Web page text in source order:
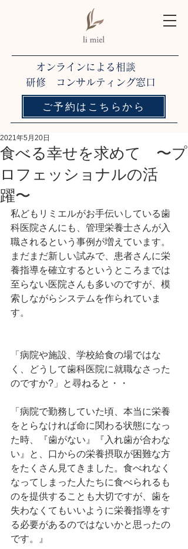
オンラインによる相談
研修 コンサルティング窓口
ご予約はこちらから
食べる幸せを求めて 〜プ
ロフェッショナルの活
躍〜
2021年5月20日
私どもリミエルがお手伝いしている歯
科医院さんにも、管理栄養士さんが入
職されるという事例が増えています。
まだまだ新しい試みで、患者さんに栄
養指導を確立するというところまでは
至らない医院さんも多いのですが、模
索しながらシステムを作られていま
す。
「病院や施設、学校給食の場ではな
く、どうして歯科医院に就職なさった
のですか?」と尋ねると・・
「病院で勤務していた頃、本当に栄養
をとらなければ命に関わる状態になっ
た時、『歯がない』『入れ歯が合わな
い』と、口からの栄養摂取が困難な方
をたくさん見てきました。食べれなく
なってしまった人たちに食べられるも
のを提供することも大切ですが、歯を
失わなくてもいいように栄養指導をす
る必要があるのではないかと思ったの
です。』